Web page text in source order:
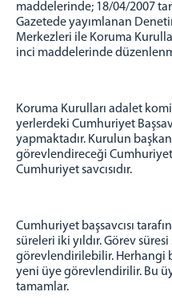
MAHKEMELER
Ağır Ceza Mahkemesi
Asliye Ceza Mahkemesi
İnfaz Hakimliği
Asliye Hukuk Mahkemesi
Sulh Hukuk Mahkemesi
Ceza Mahkemeleri Personeli
BİRİMLER
Ön Büro
Oltu İcra Dairesi
Oltu Adli Destek ve Mağdur
maddelerinde; 18/04/2007
Gazetede yayımlanan
Merkezleri ile Koruma
inci maddelerinde
Koruma Kurulları adalet
yerlerdeki Cumhuriyet
yapmaktadır. Kurulun
görevlendireceği Cumhuriyet
Cumhuriyet savcısıdır.
Cumhuriyet başsavcısı
süreleri iki yıldır. Görev
görevlendirilebilir. Herhangi
yeni üye görevlendirilir. Bu
tamamlar.